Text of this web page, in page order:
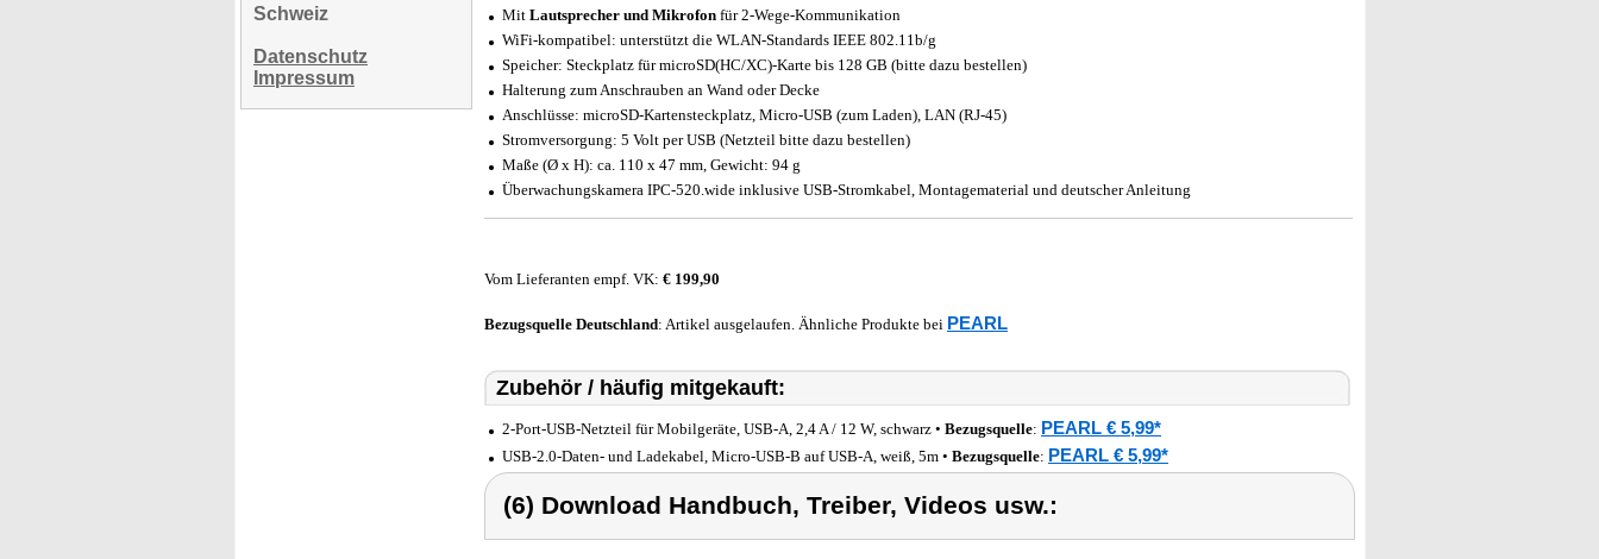
Schweiz
Datenschutz
Impressum
Mit Lautsprecher und Mikrofon für 2-Wege-Kommunikation
WiFi-kompatibel: unterstützt die WLAN-Standards IEEE 802.11b/g
Speicher: Steckplatz für microSD(HC/XC)-Karte bis 128 GB (bitte dazu bestellen)
Halterung zum Anschrauben an Wand oder Decke
Anschlüsse: microSD-Kartensteckplatz, Micro-USB (zum Laden), LAN (RJ-45)
Stromversorgung: 5 Volt per USB (Netzteil bitte dazu bestellen)
Maße (Ø x H): ca. 110 x 47 mm, Gewicht: 94 g
Überwachungskamera IPC-520.wide inklusive USB-Stromkabel, Montagematerial und deutscher Anleitung
Vom Lieferanten empf. VK: € 199,90
Bezugsquelle Deutschland: Artikel ausgelaufen. Ähnliche Produkte bei PEARL
Zubehör / häufig mitgekauft:
2-Port-USB-Netzteil für Mobilgeräte, USB-A, 2,4 A / 12 W, schwarz • Bezugsquelle: PEARL € 5,99*
USB-2.0-Daten- und Ladekabel, Micro-USB-B auf USB-A, weiß, 5m • Bezugsquelle: PEARL € 5,99*
(6) Download Handbuch, Treiber, Videos usw.: